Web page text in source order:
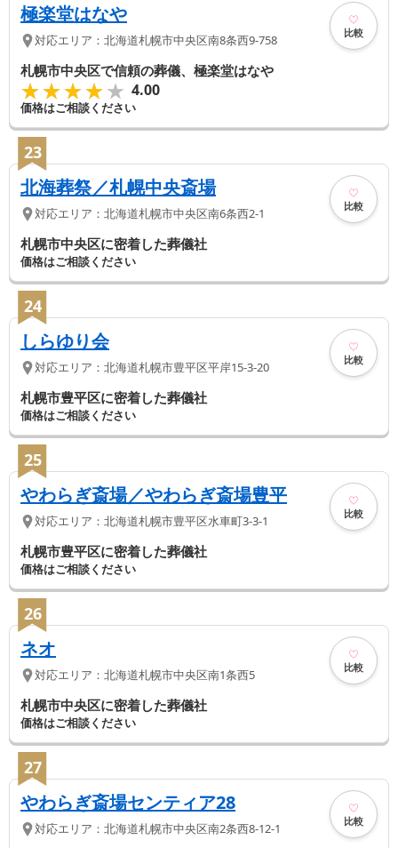
極楽堂はなや
対応エリア： 北海道札幌市中央区南8条西9-758 比較
札幌市中央区で信頼の葬儀、極楽堂はなや
★★★★★
★★★★★ 4.00
価格はご相談ください
23
北海葬祭／札幌中央斎場
対応エリア： 北海道札幌市中央区南6条西2-1 比較
札幌市中央区に密着した葬儀社
価格はご相談ください
24
しらゆり会
対応エリア： 北海道札幌市豊平区平岸15-3-20 比較
札幌市豊平区に密着した葬儀社
価格はご相談ください
25
やわらぎ斎場／やわらぎ斎場豊平
対応エリア： 北海道札幌市豊平区水車町3-3-1 比較
札幌市豊平区に密着した葬儀社
価格はご相談ください
26
ネオ
対応エリア： 北海道札幌市中央区南1条西5 比較
札幌市中央区に密着した葬儀社
価格はご相談ください
27
やわらぎ斎場センティア28
対応エリア： 北海道札幌市中央区南2条西8-12-1 比較